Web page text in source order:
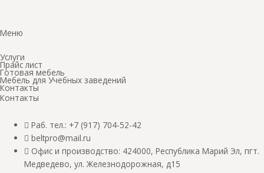
Меню
Услуги
Прайс лист
Готовая мебель
Мебель для Учебных заведений
Контакты
Контакты
Раб. тел.: +7 (917) 704-52-42
beltpro@mail.ru
Офис и производство: 424000, Республика Марий Эл, пгт.
Медведево, ул. Железнодорожная, д15